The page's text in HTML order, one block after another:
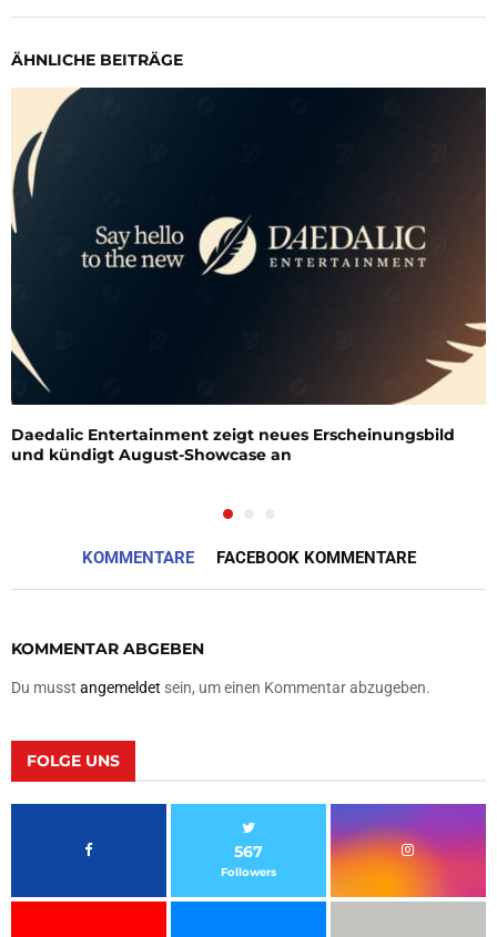
ÄHNLICHE BEITRÄGE
Daedalic Entertainment zeigt neues Erscheinungsbild
und kündigt August-Showcase an
KOMMENTARE FACEBOOK KOMMENTARE
KOMMENTAR ABGEBEN
Du musst angemeldet sein, um einen Kommentar abzugeben.
FOLGE UNS
567
Followers